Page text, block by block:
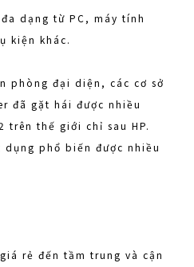
dạng từ PC, máy tính
kiện khác.
phòng đại diện, các cơ sở
đã gặt hái được nhiều
trên thế giới chỉ sau HP.
phổ biến được nhiều
rẻ đến tầm trung và cận